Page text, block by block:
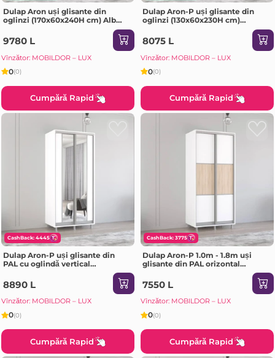
Dulap Aron uși glisante din
oglinzi (170x60x240H cm) Alb
9780 L
Vînzător: MOBILDOR – LUX
0(0)
Cumpără Rapid
Dulap Aron-P uși glisante din
oglinzi (130x60x230H cm)
8075 L
Vînzător: MOBILDOR – LUX
0(0)
Cumpără Rapid
CashBack: 4445
Dulap Aron-P uși glisante din
PAL cu oglindă vertical
8890 L
Vînzător: MOBILDOR – LUX
0(0)
Cumpără Rapid
CashBack: 3775
Dulap Aron-P 1.0m - 1.8m uși
glisante din PAL orizontal
7550 L
Vînzător: MOBILDOR – LUX
0(0)
Cumpără Rapid